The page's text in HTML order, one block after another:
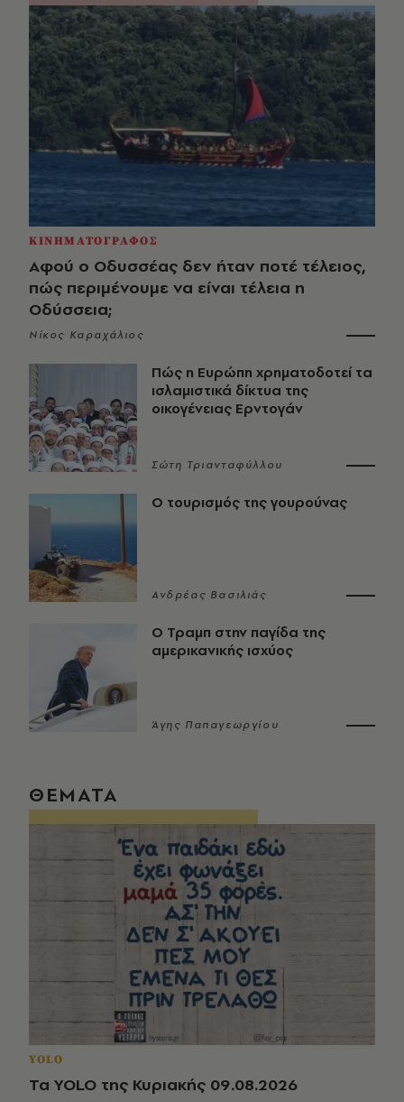
ΚΙΝΗΜΑΤΟΓΡΑΦΟΣ
Αφού ο Οδυσσέας δεν ήταν ποτέ τέλειος,
πώς περιμένουμε να είναι τέλεια η
Οδύσσεια;
Νίκος Καραχάλιος
Πώς η Ευρώπη χρηματοδοτεί τα
ισλαμιστικά δίκτυα της
οικογένειας Ερντογάν
Σώτη Τριανταφύλλου
Ο τουρισμός της γουρούνας
Ανδρέας Βασιλιάς
Ο Τραμπ στην παγίδα της
αμερικανικής ισχύος
Άγης Παπαγεωργίου
ΘΕΜΑΤΑ
YOLO
Τα YOLO της Κυριακής 09.08.2026